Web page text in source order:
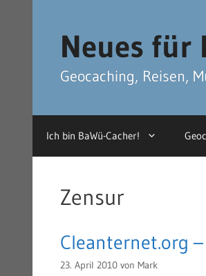
Neues für
Geocaching, Reisen,
Ich bin BaWü-Cacher!
Zensur
Cleanternet.org
23. April 2010 von Mark